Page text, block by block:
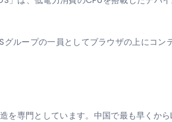
ループの一員としてブラウザの上にコン
を専門としています。中国で最も早くから